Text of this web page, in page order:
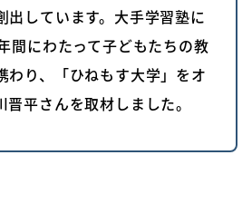
出しています。大手学習塾に
間にわたって子どもたちの教
わり、「ひねもす大学」をオ
平さんを取材しました。